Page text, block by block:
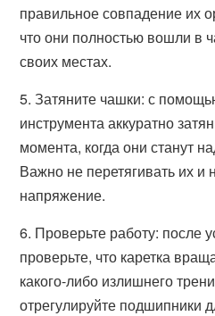
правильное совпадение их
что они полностью вошли в
своих местах.
5. Затяните чашки: с
инструмента аккуратно
момента, когда они станут
Важно не перетягивать их и
напряжение.
6. Проверьте работу: после
проверьте, что каретка
какого-либо излишнего
отрегулируйте подшипники